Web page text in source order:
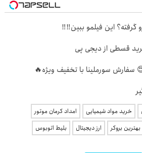
این فیلمو ببین‼️‼️
سفارش سورملینا با تخفیف ویژه🔥
خرید مواد شیمیایی
امداد کرمان موتور
بهترین بروکر ارز دیجیتال بلیط اتوبوس